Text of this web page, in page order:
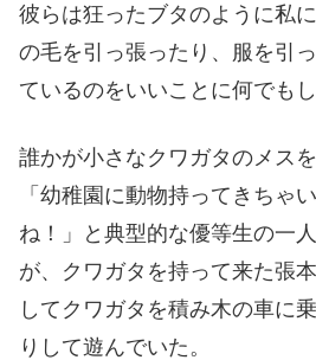
彼らは狂ったブタのように私
の毛を引っ張ったり、服を引
ているのをいいことに何でもし
誰かが小さなクワガタのメス
「幼稚園に動物持ってきちゃ
ね！」と典型的な優等生の一
が、クワガタを持って来た張
してクワガタを積み木の車に
りして遊んでいた。